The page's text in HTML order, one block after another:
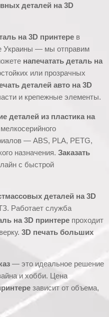
деталей на 3D
на 3D принтере в
Украины — мы отправим
напечатать деталь на
или прозрачных
деталей авто на 3D
и крепежные элементы.
деталей из пластика на
— ABS, PLA, PETG,
назначения. Заказать
с быстрой
деталей на 3D
Работает служба
на 3D принтере проходит
3D печать больших
— это идеальное решение
и хобби. Цена
зависит от объема,